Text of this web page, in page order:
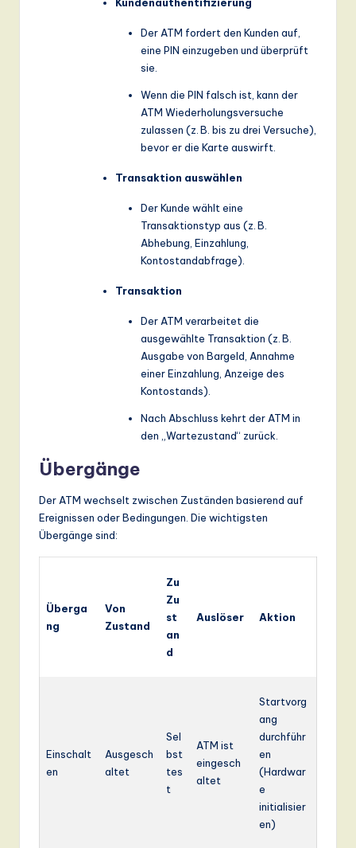
Kundenauthentifizierung
Der ATM fordert den Kunden auf,
eine PIN einzugeben und überprüft
sie.
Wenn die PIN falsch ist, kann der
ATM Wiederholungsversuche
zulassen (z. B. bis zu drei Versuche),
bevor er die Karte auswirft.
Transaktion auswählen
Der Kunde wählt eine
Transaktionstyp aus (z. B.
Abhebung, Einzahlung,
Kontostandabfrage).
Transaktion
Der ATM verarbeitet die
ausgewählte Transaktion (z. B.
Ausgabe von Bargeld, Annahme
einer Einzahlung, Anzeige des
Kontostands).
Nach Abschluss kehrt der ATM in
den „Wartezustand“ zurück.
Übergänge
Der ATM wechselt zwischen Zuständen basierend auf
Ereignissen oder Bedingungen. Die wichtigsten
Übergänge sind:
Überga
ng
Von
Zustand
Zu
Zu
st
an
d
Auslöser Aktion
Einschalt
en
Ausgesch
altet
Sel
bst
tes
t
ATM ist
eingesch
altet
Startvorg
ang
durchführ
en
(Hardwar
e
initialisier
en)